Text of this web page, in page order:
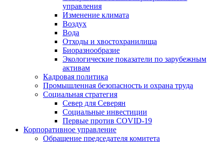
управления
Изменение климата
Воздух
Вода
Отходы и хвостохранилища
Биоразнообразие
Экологические показатели по зарубежным
активам
Кадровая политика
Промышленная безопасность и охрана труда
Социальная стратегия
Север для Северян
Социальные инвестиции
Первые против COVID‑19
Корпоративное управление
Обращение председателя комитета